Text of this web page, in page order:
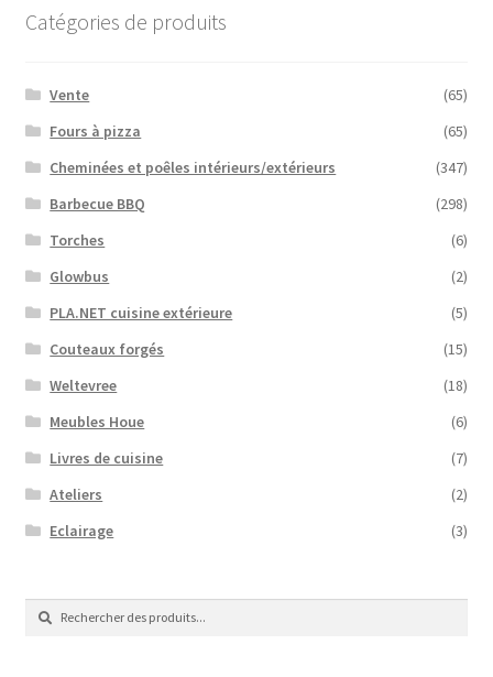
Catégories de produits
Vente
(65)
Fours à pizza
(65)
Cheminées et poêles intérieurs/extérieurs
(347)
Barbecue BBQ
(298)
Torches
(6)
Glowbus
(2)
PLA.NET cuisine extérieure
(5)
Couteaux forgés
(15)
Weltevree
(18)
Meubles Houe
(6)
Livres de cuisine
(7)
Ateliers
(2)
Eclairage
(3)
Recherche
Recherche